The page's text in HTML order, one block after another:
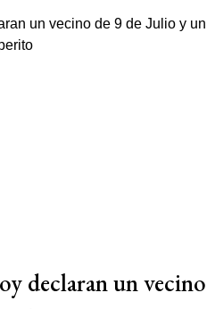
declaran un vecino